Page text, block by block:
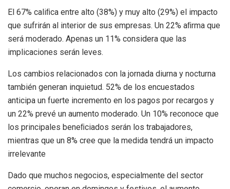
El 67% caliﬁca entre alto (38%) y muy alto (29%) el impacto
que sufrirán al interior de sus empresas. Un 22% aﬁrma que
será moderado. Apenas un 11% considera que las
implicaciones serán leves.
Los cambios relacionados con la jornada diurna y nocturna
también generan inquietud. 52% de los encuestados
anticipa un fuerte incremento en los pagos por recargos y
un 22% prevé un aumento moderado. Un 10% reconoce que
los principales beneﬁciados serán los trabajadores,
mientras que un 8% cree que la medida tendrá un impacto
irrelevante
Dado que muchos negocios, especialmente del sector